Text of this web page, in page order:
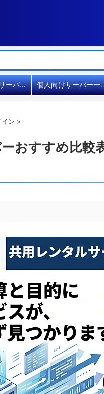
共用レンタルサーバー比較 個人向
ン >
おすすめ比